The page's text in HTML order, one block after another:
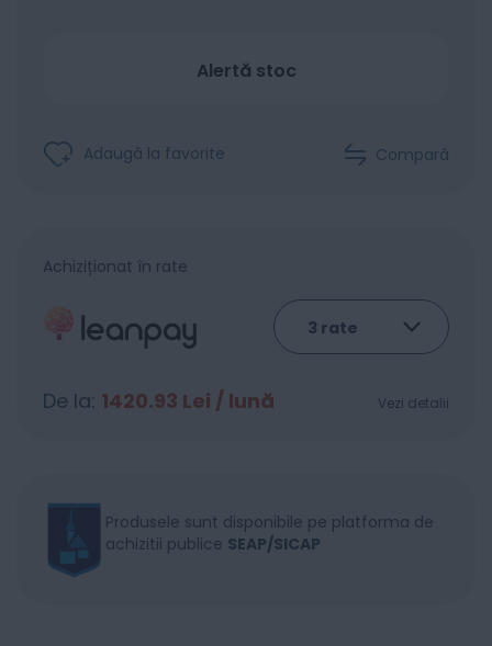
Alertă stoc
Adaugă la favorite Compară
Achiziționat în rate
De la: 1420.93 Lei / lună Vezi detalii
Produsele sunt disponibile pe platforma de
achizitii publice SEAP/SICAP